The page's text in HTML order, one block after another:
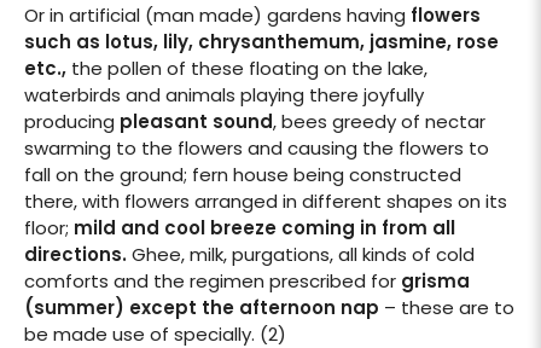
Or in artificial (man made) gardens having flowers
such as lotus, lily, chrysanthemum, jasmine, rose
etc., the pollen of these floating on the lake,
waterbirds and animals playing there joyfully
producing pleasant sound, bees greedy of nectar
swarming to the flowers and causing the flowers to
fall on the ground; fern house being constructed
there, with flowers arranged in different shapes on its
floor; mild and cool breeze coming in from all
directions.Ghee, milk, purgations, all kinds of cold
comforts and the regimen prescribed for grisma
(summer) except the afternoon nap – these are to
be made use of specially. (2)